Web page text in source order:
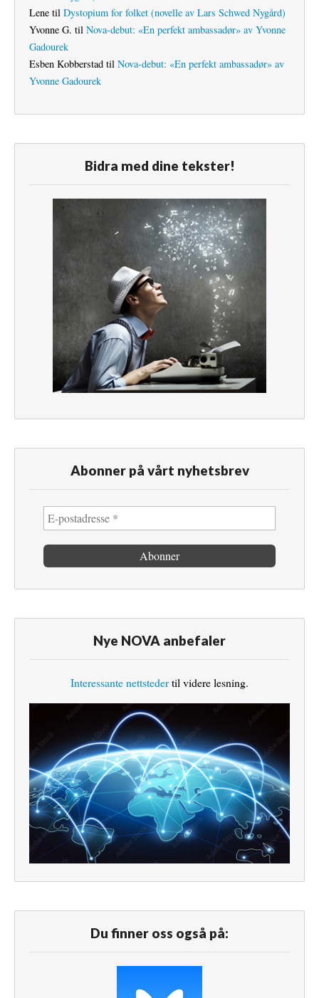
Lene til Dystopium for folket (novelle av Lars Schwed Nygård)
Yvonne G. til Nova-debut: «En perfekt ambassadør» av Yvonne
Gadourek
Esben Kobberstad til Nova-debut: «En perfekt ambassadør» av
Yvonne Gadourek
Bidra med dine tekster!
Abonner på vårt nyhetsbrev
Nye NOVA anbefaler
Interessante nettstedertil videre lesning.
Du finner oss også på: